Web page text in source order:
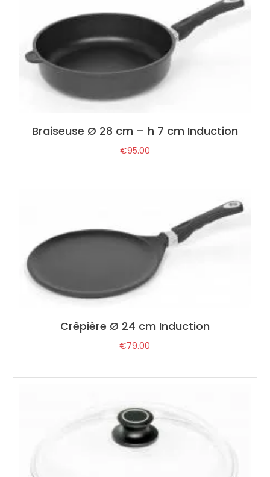
Braiseuse Ø 28 cm – h 7 cm Induction
€95.00
Crêpière Ø 24 cm Induction
€79.00